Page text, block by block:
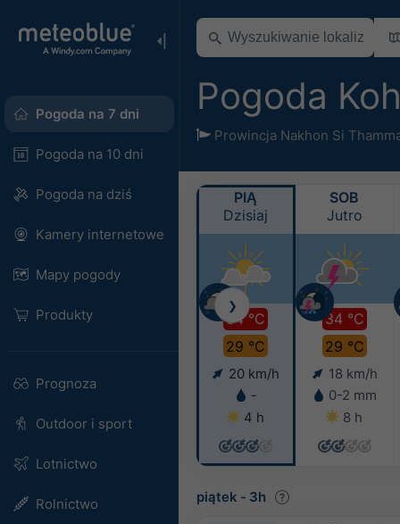
Pogoda na 7 dni
Pogoda na 10 dni
Pogoda na dziś
Kamery internetowe
Mapy pogody
Produkty
Prognoza
Outdoor i sport
Lotnictwo
Rolnictwo
Pogoda
Prowincja Nakhon Si
PIĄ
Dzisiaj
34 °C
29 °C
20 km/h
-
4 h
SOB
Jutro
34 °C
29 °C
18 km/h
0-2 mm
8 h
❯
piątek - 3h